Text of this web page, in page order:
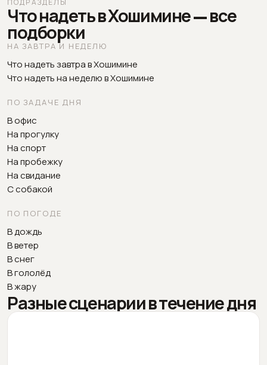
ПОДРАЗДЕЛЫ
Что надеть в Хошимине — все
подборки
НА ЗАВТРА И НЕДЕЛЮ
Что надеть завтра в Хошимине
Что надеть на неделю в Хошимине
ПО ЗАДАЧЕ ДНЯ
В офис
На прогулку
На спорт
На пробежку
На свидание
С собакой
ПО ПОГОДЕ
В дождь
В ветер
В снег
В гололёд
В жару
Разные сценарии в течение дня